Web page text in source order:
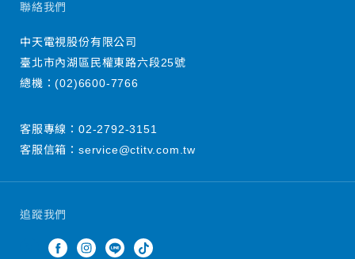
追蹤我們
聯絡我們
中天電視股份有限公司
臺北市內湖區民權東路六段25號
總機：(02)6600-7766
客服專線： 02-2792-3151
客服信箱： service@ctitv.com.tw